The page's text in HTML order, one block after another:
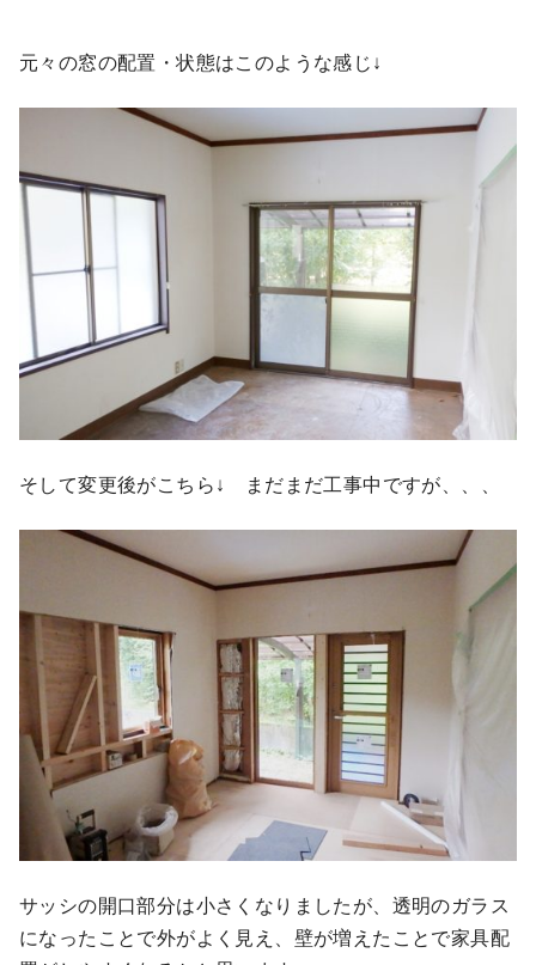
元々の窓の配置・状態はこのような感じ↓
そして変更後がこちら↓ まだまだ工事中ですが、、、
サッシの開口部分は小さくなりましたが、透明のガラス
になったことで外がよく見え、壁が増えたことで家具配